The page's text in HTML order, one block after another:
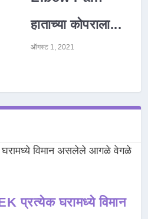
हाताच्या कोपराला...
ऑगस्ट 1, 2021
प्रत्येक घरामध्ये विमान